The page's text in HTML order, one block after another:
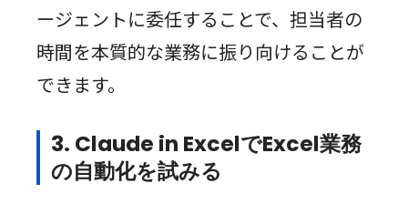
ージェントに委任することで、担当者の
時間を本質的な業務に振り向けることが
できます。
3. Claude in ExcelでExcel業務
の自動化を試みる